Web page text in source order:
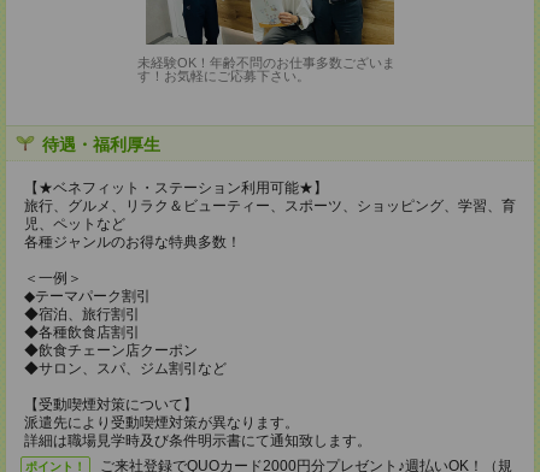
未経験OK！年齢不問のお仕事多数ございま
す！お気軽にご応募下さい。
待遇・福利厚生
【★ベネフィット・ステーション利用可能★】
旅行、グルメ、リラク＆ビューティー、スポーツ、ショッピング、学習、育
児、ペットなど
各種ジャンルのお得な特典多数！
＜一例＞
◆テーマパーク割引
◆宿泊、旅行割引
◆各種飲食店割引
◆飲食チェーン店クーポン
◆サロン、スパ、ジム割引など
【受動喫煙対策について】
派遣先により受動喫煙対策が異なります。
詳細は職場見学時及び条件明示書にて通知致します。
ポイント！
ご来社登録でQUOカード2000円分プレゼント♪週払いOK！（規